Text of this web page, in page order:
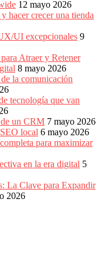
12 mayo 2026
hacer crecer una tienda
UI excepcionales 9
Atraer y Retener
8 mayo 2026
la comunicación
tecnología que van
un CRM 7 mayo 2026
local 6 mayo 2026
para maximizar
en la era digital 5
La Clave para Expandir
2026